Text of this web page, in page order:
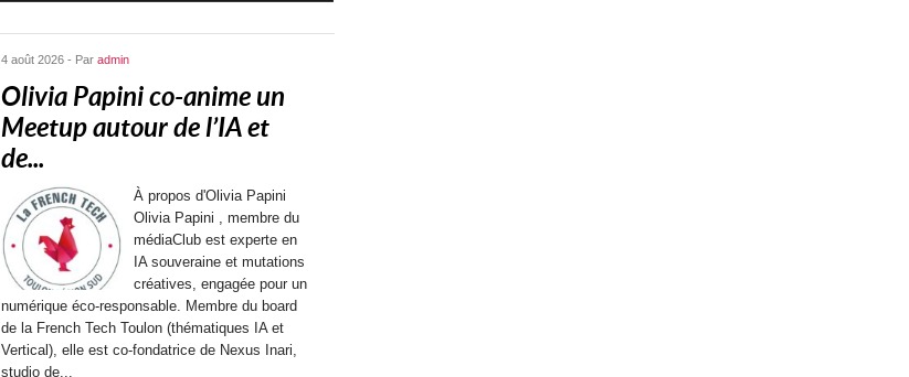
4 août 2026 - Par admin
Olivia Papini co-anime un
Meetup autour de l’IA et
de...
À propos d'Olivia Papini
Olivia Papini , membre du
médiaClub est experte en
IA souveraine et mutations
créatives, engagée pour un
numérique éco-responsable. Membre du board
de la French Tech Toulon (thématiques IA et
Vertical), elle est co-fondatrice de Nexus Inari,
studio de...